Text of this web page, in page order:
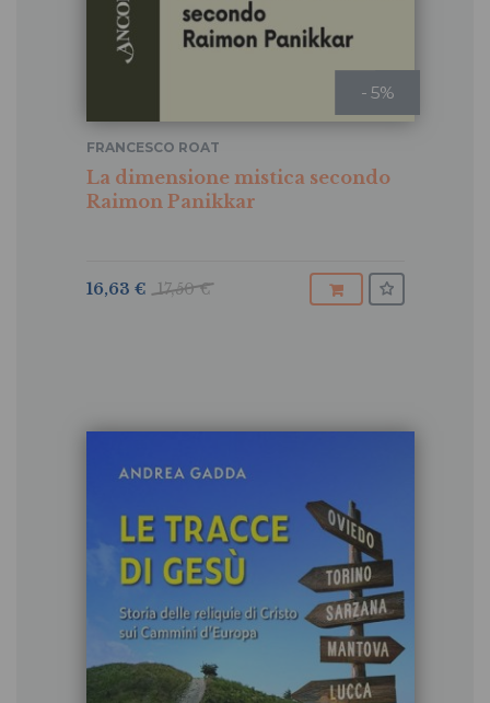
- 5%
La dimensione mistica secondo
Raimon Panikkar
FRANCESCO ROAT
17,50 €
16,63 €